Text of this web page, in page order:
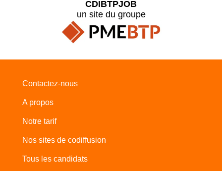
CDIBTPJOB
un site du groupe
Contactez-nous
A propos
Notre tarif
Nos sites de codiffusion
Tous les candidats